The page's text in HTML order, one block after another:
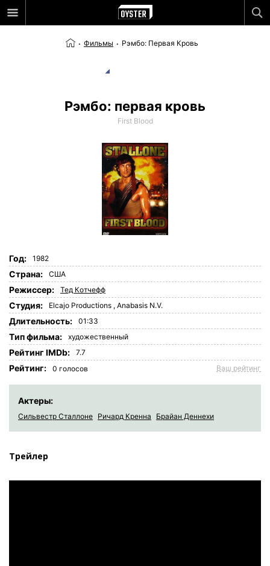
Фильмы Рэмбо: Первая Кровь
Рэмбо: первая кровь
First Blood
Год: 1982
Страна: США
Режиссер: Тед Котчефф
Студия: Elcajo Productions , Anabasis N.V.
Длительность: 01:33
Tип фильма: художественный
Рейтинг IMDb: 7.7
Рейтинг: 0 голосов Ваш рейтинг
Актеры:
Сильвестр Сталлоне Ричард Кренна Брайан Деннехи
Трейлер